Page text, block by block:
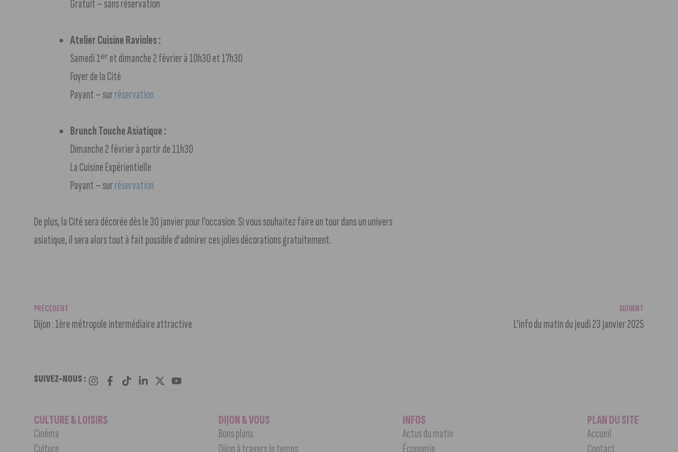
Gratuit – sans réservation
Atelier Cuisine Ravioles :
Samedi 1ᵉʳ et dimanche 2 février à 10h30 et 17h30
Foyer de la Cité
Payant – surréservation
Brunch Touche Asiatique :
Dimanche 2 février à partir de 11h30
La Cuisine Expérientielle
Payant – surréservation
De plus, la Cité sera décorée dès le 30 janvier pour l’occasion. Si vous souhaitez faire un tour dans un univers
asiatique, il sera alors tout à fait possible d’admirer ces jolies décorations gratuitement.
PRÉCÉDENT
Dijon : 1ère métropole intermédiaire attractive
SUIVANT
L’info du matin du jeudi 23 janvier 2025
SUIVEZ-NOUS :
CULTURE & LOISIRS
Cinéma
Culture
DIJON & VOUS
Bons plans
Dijon à travers le temps
INFOS
Actus du matin
Économie
PLAN DU SITE
Accueil
Contact